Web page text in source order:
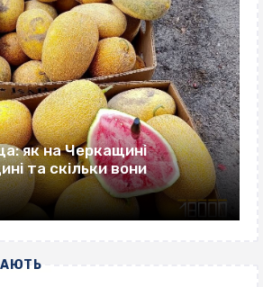
як на Черкащині
та скільки вони